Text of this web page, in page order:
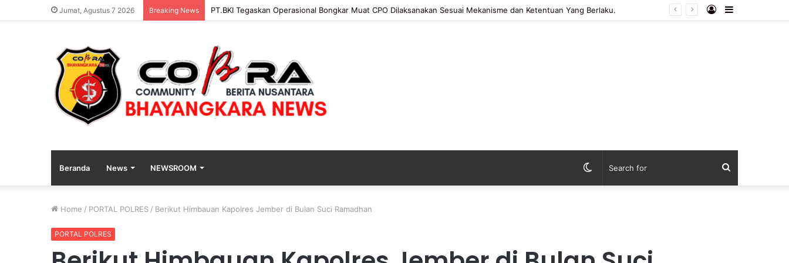
Jumat, Agustus 7 2026 Breaking News PENGGANTIAN KAPOLRI”KOMPETENSI ABSOLUT PRESIDEN” Sidebar
Log
Beranda News NEWSROOM Search
Switch
Home / PORTAL POLRES / Berikut Himbauan Kapolres Jember di Bulan Suci Ramadhan
PORTAL POLRES